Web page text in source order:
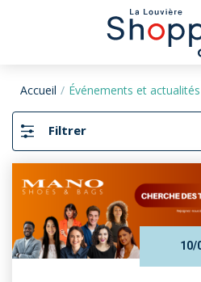
Accueil Événements et actualités
Filtrer
10/